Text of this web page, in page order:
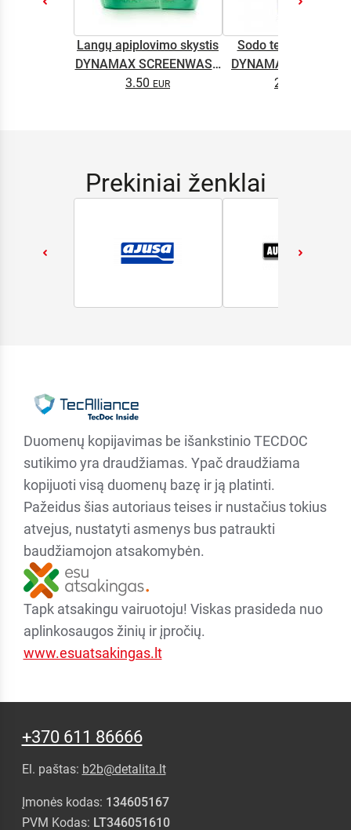
Langų apiplovimo skystis
DYNAMAX SCREENWASH
NANO 4l
3.50
Sodo technikos
DYNAMAX M2T
2.65
Prekiniai ženklai
Duomenų kopijavimas be išankstinio TECDOC
sutikimo yra draudžiamas. Ypač draudžiama
kopijuoti visą duomenų bazę ir ją platinti.
Pažeidus šias autoriaus teises ir nustačius tokius
atvejus, nustatyti asmenys bus patraukti
baudžiamojon atsakomybėn.
Tapk atsakingu vairuotoju! Viskas prasideda nuo
aplinkosaugos žinių ir įpročių.
www.esuatsakingas.lt
+370 611 86666
El. paštas: b2b@detalita.lt
Įmonės kodas: 134605167
PVM Kodas: LT346051610